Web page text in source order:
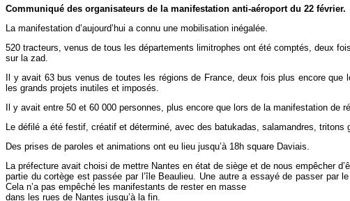
Communiqué des organisateurs de la manifestation anti-aéroport du 22 février.
La manifestation d’aujourd’hui a connu une mobilisation inégalée.
520 tracteurs, venus de tous les départements limitrophes ont été comptés, deux
sur la zad.
Il y avait 63 bus venus de toutes les régions de France, deux fois plus encore
les grands projets inutiles et imposés.
Il y avait entre 50 et 60 000 personnes, plus encore que lors de la manifestation
Le défilé a été festif, créatif et déterminé, avec des batukadas, salamandres,
Des prises de paroles et animations ont eu lieu jusqu’à 18h square Daviais.
La préfecture avait choisi de mettre Nantes en état de siège et de nous empêcher
partie du cortège est passée par l’île Beaulieu. Une autre a essayé de passer
Cela n’a pas empêché les manifestants de rester en masse
dans les rues de Nantes jusqu’à la fin.